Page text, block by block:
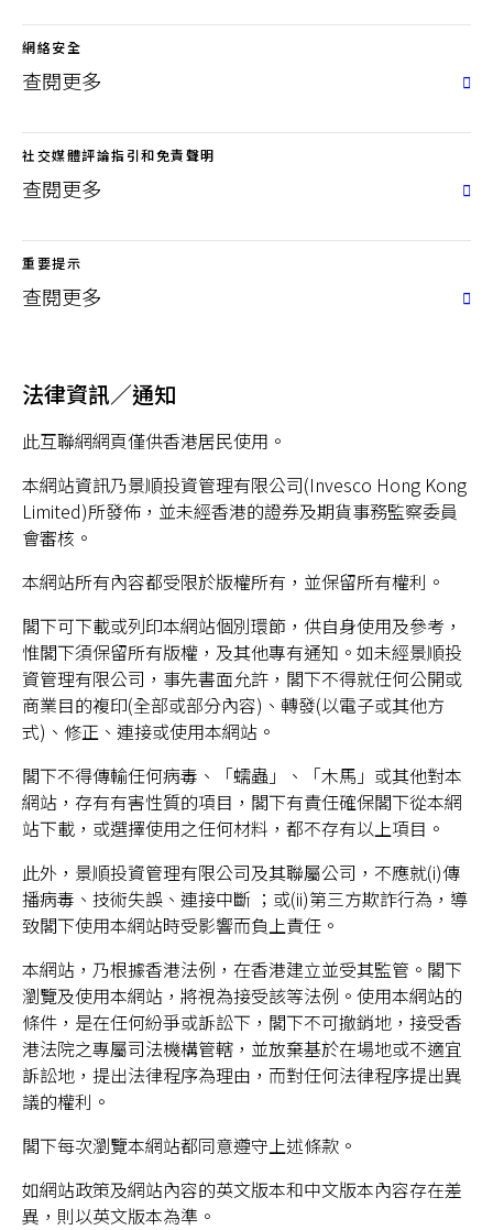
網絡安全
查閱更多
社交媒體評論指引和免責聲明
查閱更多
重要提示
查閱更多
法律資訊／通知
此互聯網網頁僅供香港居民使用。
本網站資訊乃景順投資管理有限公司(Invesco Hong Kong
Limited)所發佈，並未經香港的證券及期貨事務監察委員
會審核。
本網站所有內容都受限於版權所有，並保留所有權利。
閣下可下載或列印本網站個別環節，供自身使用及參考，
惟閣下須保留所有版權，及其他專有通知。如未經景順投
資管理有限公司，事先書面允許，閣下不得就任何公開或
商業目的複印(全部或部分內容)、轉發(以電子或其他方
式)、修正、連接或使用本網站。
閣下不得傳輸任何病毒、「蠕蟲」、「木馬」或其他對本
網站，存有有害性質的項目，閣下有責任確保閣下從本網
站下載，或選擇使用之任何材料，都不存有以上項目。
此外，景順投資管理有限公司及其聯屬公司，不應就(i)傳
播病毒、技術失誤、連接中斷 ；或(ii)第三方欺詐行為，導
致閣下使用本網站時受影響而負上責任。
本網站，乃根據香港法例，在香港建立並受其監管。閣下
瀏覽及使用本網站，將視為接受該等法例。使用本網站的
條件，是在任何紛爭或訴訟下，閣下不可撤銷地，接受香
港法院之專屬司法機構管轄，並放棄基於在場地或不適宜
訴訟地，提出法律程序為理由，而對任何法律程序提出異
議的權利。
閣下每次瀏覽本網站都同意遵守上述條款。
如網站政策及網站內容的英文版本和中文版本內容存在差
異，則以英文版本為準。